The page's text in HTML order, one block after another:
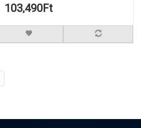
103,490Ft